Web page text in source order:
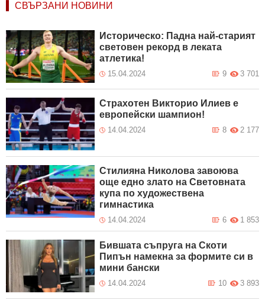
СВЪРЗАНИ НОВИНИ
Историческо: Падна най-старият
световен рекорд в леката
атлетика!
15.04.2024 3 701
9
Страхотен Викторио Илиев е
европейски шампион!
14.04.2024 2 177
8
Стилияна Николова завоюва
още едно злато на Световната
купа по художествена
гимнастика
14.04.2024 1 853
6
Бившата съпруга на Скоти
Пипън намекна за формите си в
мини бански
14.04.2024 3 893
10